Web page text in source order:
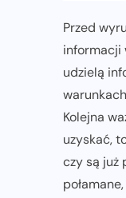
Przed
informacji
udzielą
Kolejna
uzyskać,
czy są już